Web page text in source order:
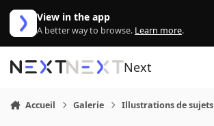
Aller au contenu
View in the app
A better way to browse. Learn more.
Next
Accueil Galerie Illustrations de sujets